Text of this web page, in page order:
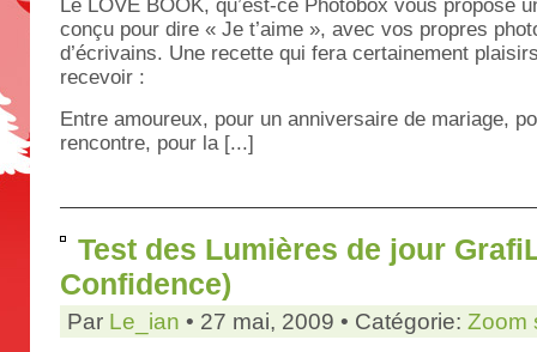
Le LOVE BOOK, qu’est-ce Photobox vous propose
conçu pour dire « Je t’aime », avec vos propres
d’écrivains. Une recette qui fera certainement
recevoir :
Entre amoureux, pour un anniversaire de mariage,
rencontre, pour la [...]
Test des Lumières de jour
Confidence)
Par Le_ian • 27 mai, 2009 • Catégorie: Zoom